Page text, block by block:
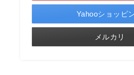
Yahooショッピ
メルカリ